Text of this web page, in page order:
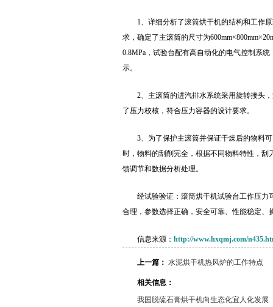
1、详细分析了滚筒烘干机的结构和工作
求，确定了主滚筒的尺寸为
0.8MPa，试验台配有高自动化的电气控制系
示。
2、主滚筒的进汽排水系统采用旋转接头
了压力校核，符合压力容器的设计要求。
3、为了保护主滚筒并保证干燥后的物料
时，物料的刮削完全，根据不同物料特性，
馈调节和数据分析处理。
经试验验证：滚筒烘干机试验台工作压力
合理，参数选择正确，安全可靠、性能稳定、
信息来源： http://www.hxqmj.com/
上一篇： 水泥烘干机热风炉的工作特点
相关信息：
我国脱硫石膏烘干机向生态化宜人化发展